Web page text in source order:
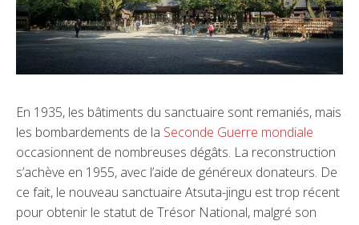
En 1935, les bâtiments du sanctuaire sont remaniés, mais
les bombardements de la Seconde Guerre mondiale
occasionnent de nombreuses dégâts. La reconstruction
s’achève en 1955, avec l’aide de généreux donateurs. De
ce fait, le nouveau sanctuaire Atsuta-jingu est trop récent
pour obtenir le statut de Trésor National, malgré son